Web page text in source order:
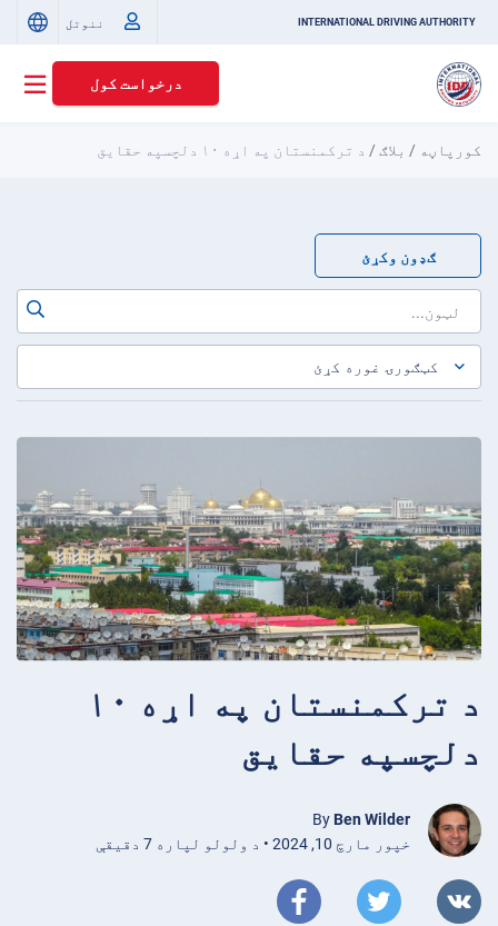
INTERNATIONAL DRIVING AUTHORITY ننوتل
درخواست کول
کورپاڼه / بلاګ/ د ترکمنستان په اړه ۱۰ دلچسپه حقایق
ګډون وکړئ
د ترکمنستان په اړه ۱۰
دلچسپه حقایق
By Ben Wilder
خپور مارچ 10, 2024 • د ولولو لپاره 7 دقیقې